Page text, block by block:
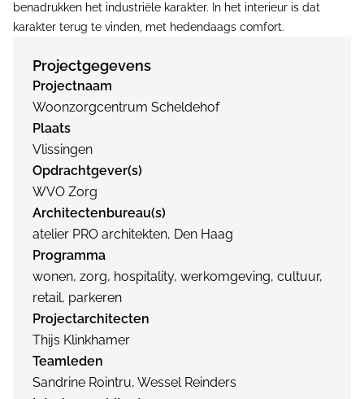
benadrukken het industriële karakter. In het interieur is dat
karakter terug te vinden, met hedendaags comfort.
Projectgegevens
Projectnaam
Woonzorgcentrum Scheldehof
Plaats
Vlissingen
Opdrachtgever(s)
WVO Zorg
Architectenbureau(s)
atelier PRO architekten, Den Haag
Programma
wonen, zorg, hospitality, werkomgeving, cultuur,
retail, parkeren
Projectarchitecten
Thijs Klinkhamer
Teamleden
Sandrine Rointru, Wessel Reinders